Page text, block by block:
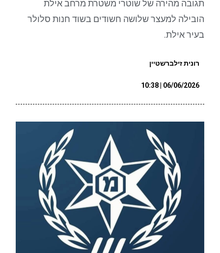
תגובה מהירה של שוטרי משטרת מרחב אילת
הובילה למעצר שלושה חשודים בשוד חנות סלולר
בעיר אילת.
רונית זילברשטיין
06/06/2026 | 10:38